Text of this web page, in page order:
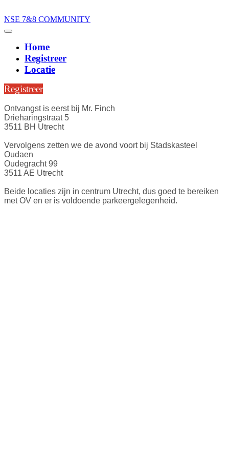
NSE 7&8 COMMUNITY
Home
Registreer
Locatie
Registreer
Ontvangst is eerst bij Mr. Finch
Drieharingstraat 5
3511 BH Utrecht
Vervolgens zetten we de avond voort bij Stadskasteel
Oudaen
Oudegracht 99
3511 AE Utrecht
Beide locaties zijn in centrum Utrecht, dus goed te bereiken
met OV en er is voldoende parkeergelegenheid.